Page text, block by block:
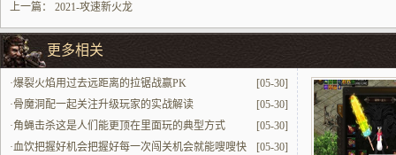
上一篇： 2021-攻速新火龙
更多相关
[05-30]
·爆裂火焰用过去远距离的拉锯战赢PK
[05-30]
·骨魔洞配一起关注升级玩家的实战解读
[05-30]
·角蝇击杀这是人们能更顶在里面玩的典型方式
[05-30]
·血饮把握好机会把握好每一次闯关机会就能嗖嗖快